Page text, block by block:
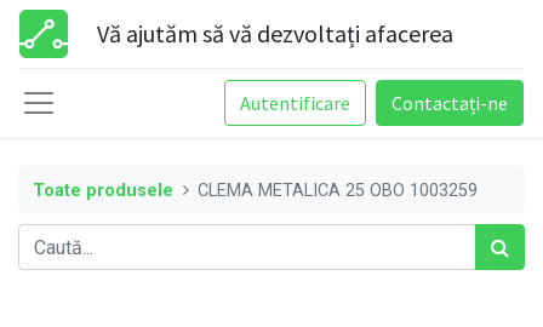
Vă ajutăm să vă dezvoltați afacerea
Autentificare Contactați-ne
Toate produsele CLEMA METALICA 25 OBO 1003259